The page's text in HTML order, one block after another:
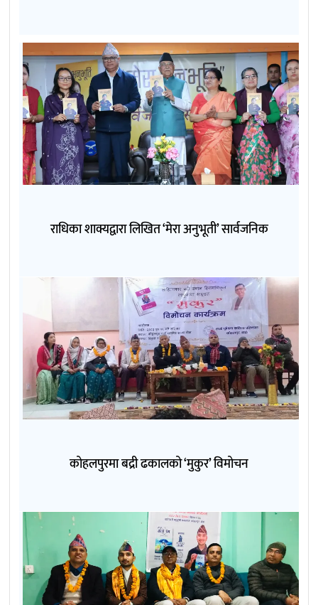
राधिका शाक्यद्वारा लिखित ‘मेरा अनुभूती’ सार्वजनिक
कोहलपुरमा बद्री ढकालको ‘मुकुर’ विमोचन